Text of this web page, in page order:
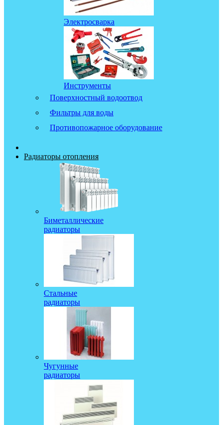
Электросварка
Инструменты
Поверхностный водоотвод
Фильтры для воды
Противопожарное оборудование
Радиаторы отопления
Биметаллические
радиаторы
Стальные
радиаторы
Чугунные
радиаторы